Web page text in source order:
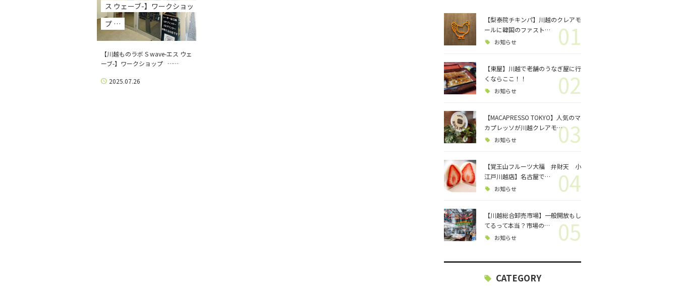
チュンダの餃子 復活プ
ロジェクト
ス ウェーブ-】ワークショッ
プ …
【川越ものラボ S wave-エス ウェ
ーブ-】ワークショップ ……
2025.07.26
【梨泰院チキンパ】川越のクレアモ
ールに韓国のファスト…
お知らせ 01
【東屋】川越で老舗のうなぎ屋に行
くならここ！！
お知らせ 02
【MACAPRESSO TOKYO】人気のマ
カプレッソが川越クレアモ…
お知らせ 03
【覚王山フルーツ大福 弁財天 小
江戸川越店】名古屋で…
お知らせ 04
【川越総合卸売市場】一般開放もし
てるって本当？市場の…
お知らせ 05
CATEGORY